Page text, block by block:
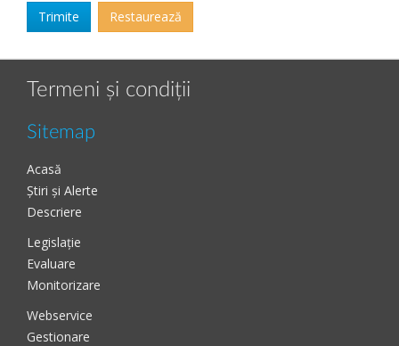
Termeni și condiții
Sitemap
Acasă
Știri și Alerte
Descriere
Legislație
Evaluare
Monitorizare
Webservice
Gestionare